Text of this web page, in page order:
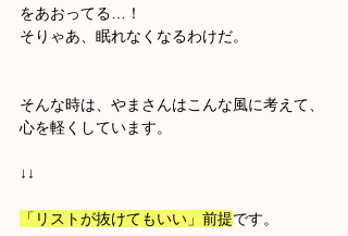
をあおってる…！
そりゃあ、眠れなくなるわけだ。
そんな時は、やまさんはこんな風に考えて、
心を軽くしています。
↓↓
「リストが抜けてもいい」前提です。